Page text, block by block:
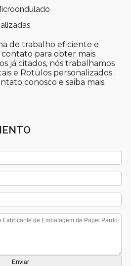
de trabalho eficiente e
para obter mais
já citados, nós trabalhamos
e Rotulos personalizados .
conosco e saiba mais